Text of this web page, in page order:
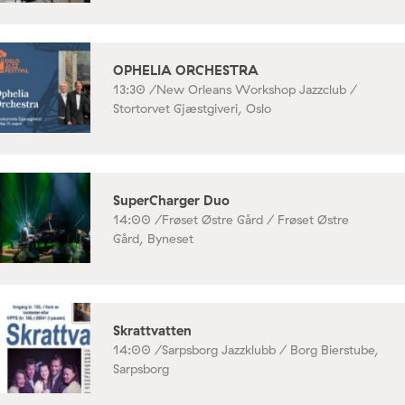
OPHELIA ORCHESTRA
13:30 /New Orleans Workshop Jazzclub /
Stortorvet Gjæstgiveri, Oslo
SuperCharger Duo
14:00 /Frøset Østre Gård / Frøset Østre
Gård, Byneset
Skrattvatten
14:00 /Sarpsborg Jazzklubb / Borg Bierstube,
Sarpsborg